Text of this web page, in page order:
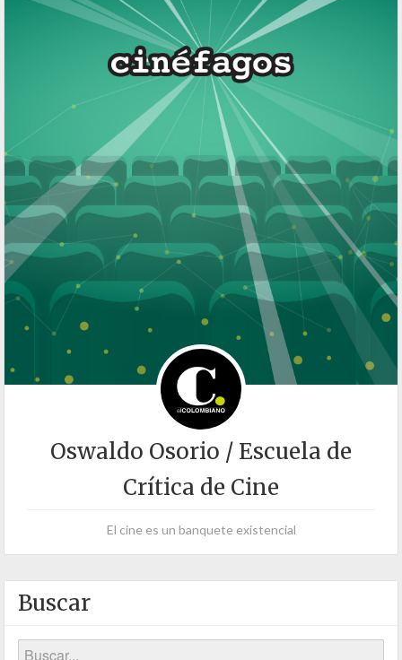
Oswaldo Osorio / Escuela de
Crítica de Cine
El cine es un banquete existencial
Buscar